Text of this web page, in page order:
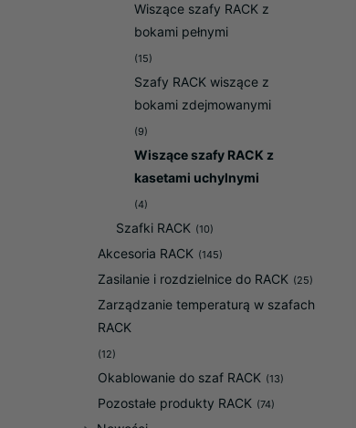
Wiszące szafy RACK z
bokami pełnymi
(15)
Szafy RACK wiszące z
bokami zdejmowanymi
(9)
Wiszące szafy RACK z
kasetami uchylnymi
(4)
Szafki RACK (10)
Akcesoria RACK (145)
Zasilanie i rozdzielnice do RACK (25)
Zarządzanie temperaturą w szafach
RACK
(12)
Okablowanie do szaf RACK (13)
Pozostałe produkty RACK (74)